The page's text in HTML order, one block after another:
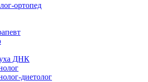
ортопед
ДНК
диетолог